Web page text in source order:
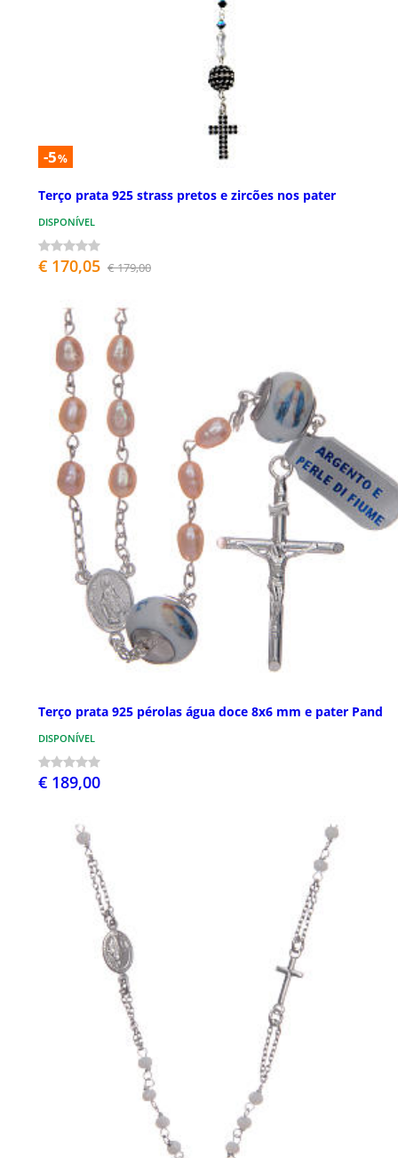
-5%
Terço prata 925 strass pretos e zircões nos pater
DISPONÍVEL
€ 170,05 € 179,00
Terço prata 925 pérolas água doce 8x6 mm e pater Pand
DISPONÍVEL
€ 189,00